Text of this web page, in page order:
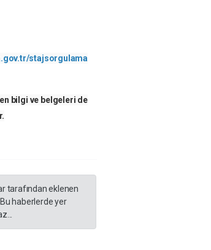
stajsorgulama
bilgi ve belgeleri de
tarafından eklenen
haberlerde yer